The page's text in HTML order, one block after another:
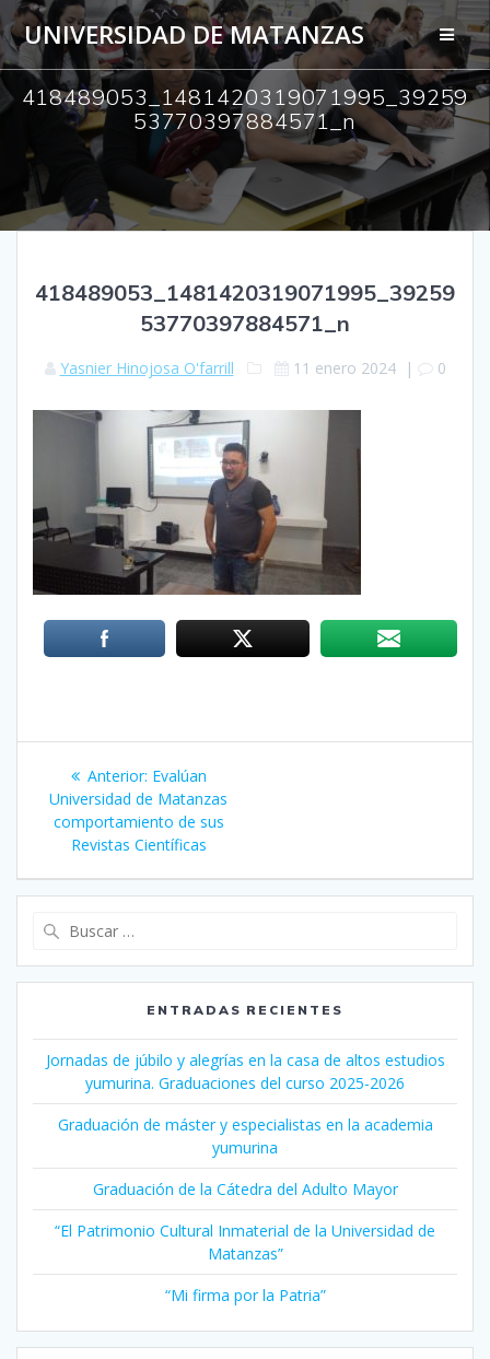
Saltar
al
contenido
UNIVERSIDAD DE MATANZAS
418489053_1481420319071995_39259
53770397884571_n
418489053_1481420319071995_39259
53770397884571_n
Yasnier Hinojosa O'farrill 11 enero 2024| 0
Navegación
de
entradas
Anterior: Entrada
anterior:
Evalúan
Universidad de Matanzas
comportamiento de sus
Revistas Científicas
ENTRADAS RECIENTES
Jornadas de júbilo y alegrías en la casa de altos estudios
yumurina. Graduaciones del curso 2025-2026
Graduación de máster y especialistas en la academia
yumurina
Graduación de la Cátedra del Adulto Mayor
“El Patrimonio Cultural Inmaterial de la Universidad de
Matanzas”
“Mi firma por la Patria”